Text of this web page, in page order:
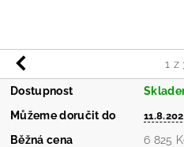
1 z
Dostupnost
Můžeme doručit do
Běžná cena
6 825